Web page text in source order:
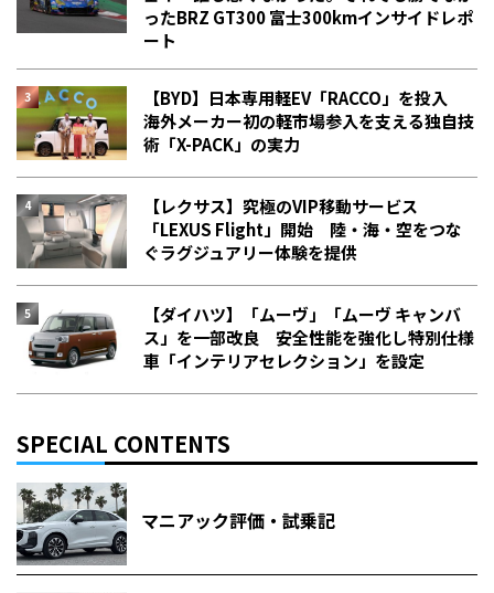
った――BRZ GT300 富士300kmインサイドレポ
ート
【BYD】日本専用軽EV「RACCO」を投入
海外メーカー初の軽市場参入を支える独自技
術「X-PACK」の実力
【レクサス】究極のVIP移動サービス
「LEXUS Flight」開始 陸・海・空をつな
ぐラグジュアリー体験を提供
【ダイハツ】「ムーヴ」「ムーヴ キャンバ
ス」を一部改良 安全性能を強化し特別仕様
車「インテリアセレクション」を設定
SPECIAL CONTENTS
マニアック評価・試乗記